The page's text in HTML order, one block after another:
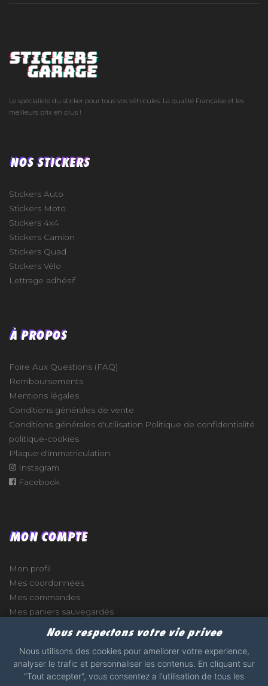
Le spécialiste du sticker pour tous vos véhicules. La qualité Française et les
meilleurs prix en plus !
NOS STICKERS
Stickers Auto
Stickers Moto
Stickers 4x4
Stickers Camion
Stickers Quad
Stickers Vélo
Lettrage adhésif
À PROPOS
Foire Aux Questions (FAQ)
Remboursements
Mentions légales
Conditions générales de vente
Conditions générales d'utilisation Politique de confidentialité
politique-cookies
Plaque d'immatriculation
Instagram
Facebook
MON COMPTE
Mon profil
Mes coordonnées
Mes commandes
Mes paniers sauvegardés
Nous respectons votre vie privee
Nous utilisons des cookies pour ameliorer votre experience,
analyser le trafic et personnaliser les contenus. En cliquant sur
"Tout accepter", vous consentez a l'utilisation de tous les